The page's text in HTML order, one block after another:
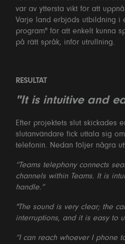
var av yttersta vikt för att
Varje land erbjöds utbildning i
program" för att enkelt kunna
på rätt språk, inför utrullning.
RESULTAT
"It is intuitive and
Efter projektets slut skickades
slutanvändare fick uttala sig
telefonin. Nedan följer några
“Teams telephony connects
channels within Teams. It is
handle.”
"The sound is very clear; the
interruptions, and it is easy to
“I can reach whoever I phone